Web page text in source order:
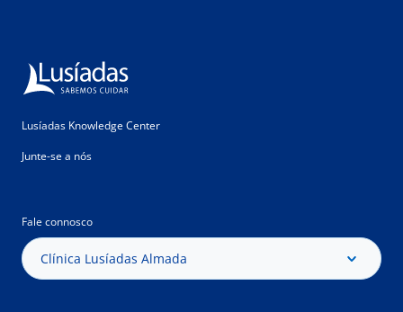
Lusíadas Knowledge Center
Junte-se a nós
Fale connosco
Clínica Lusíadas Almada